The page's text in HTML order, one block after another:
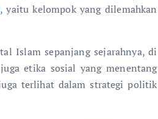
, yaitu kelompok yang dilemahkan
Islam sepanjang sejarahnya, di
etika sosial yang menentang
terlihat dalam strategi politik